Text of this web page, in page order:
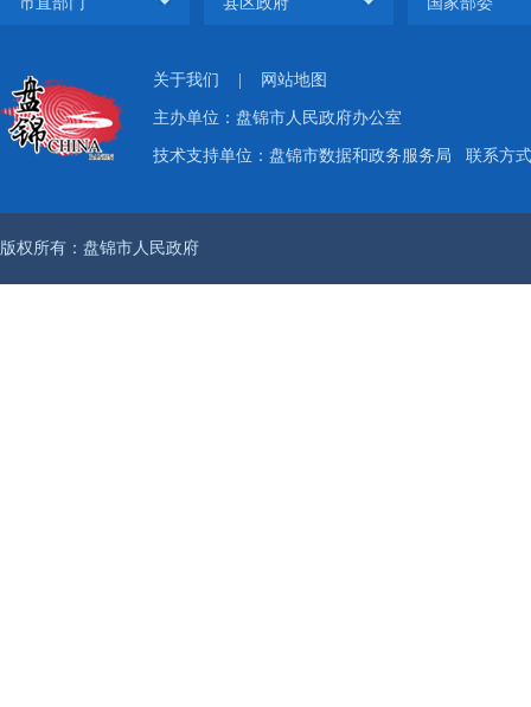
关于我们 网站地图
主办单位：盘锦市人民政府办公室
技术支持单位：盘锦市数据和政务服务局 联系方
版权所有：盘锦市人民政府